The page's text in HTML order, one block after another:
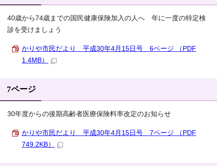
40歳から74歳までの国民健康保険加入の人へ 年に一度の特定検
診を受けましょう
かりや市民だより 平成30年4月15日号 6ページ （PDF
1.4MB）
7ページ
30年度からの後期高齢者医療保険料率改定のお知らせ
かりや市民だより 平成30年4月15日号 7ページ （PDF
749.2KB）